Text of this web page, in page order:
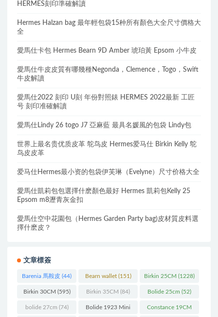
HERMES刻印準確解讀
Hermes Halzan bag 最年輕包袋15种所有顏色大全尺寸價格大
全
愛馬仕卡包 Hermes Bearn 9D Amber 琥珀黃 Epsom 小牛皮
愛馬仕牛皮皮質有哪幾種Negonda，Clemence，Togo，Swift
牛皮解讀
愛馬仕2022 刻印 U刻 年份對照錶 HERMES 2022最新 工匠
号 刻印准確解讀
愛馬仕Lindy 26 togo J7 亞麻藍 最具名媛風的包袋 Lindy包
世界上最名贵优质皮革 鸵鸟皮 Hermes爱马仕 Birkin Kelly 鸵
鸟皮皮革
爱马仕Hermes最小资的包袋伊芙琳（Evelyne）尺寸价格大全
愛馬仕凱莉包包選擇什麽顏色最好 Hermes 凱莉包Kelly 25
Epsom m8瀝青灰金扣
愛馬仕空中花園包（Hermes Garden Party bag)皮材質皮料選
擇什麽皮？
文章標簽
Barenia 馬鞍皮 (44) Bearn wallet(151) Birkin 25CM (1228)
Birkin 30CM (595) Birkin 35CM (84) Bolide 25cm (52)
bolide 27cm (74) Bolide 1923 Mini Constance 19CM